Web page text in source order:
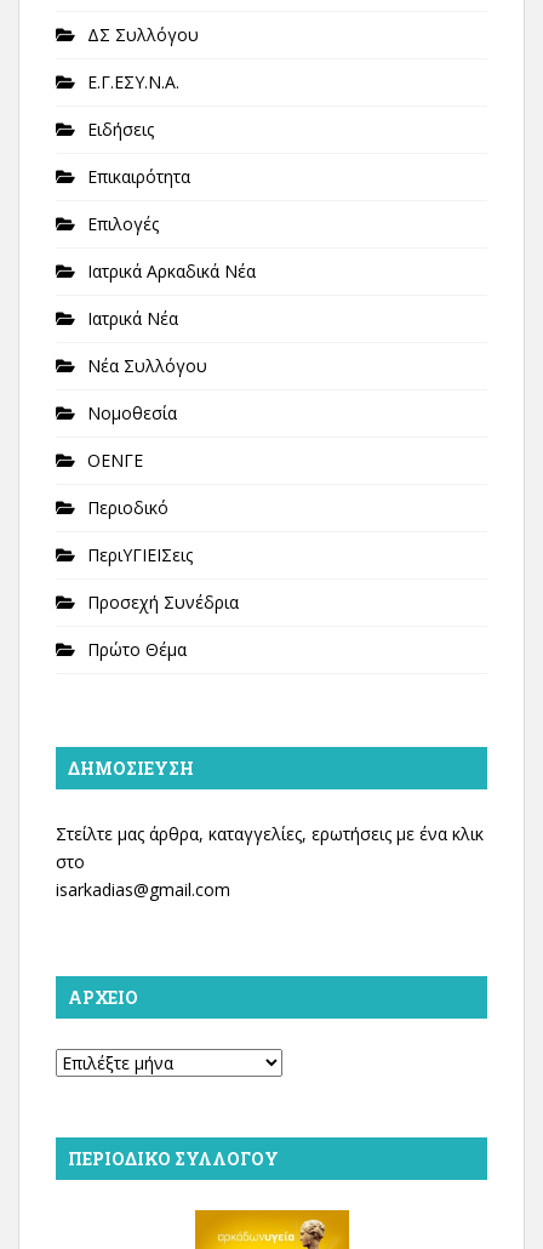
ΔΣ Συλλόγου
Ε.Γ.ΕΣΥ.Ν.Α.
Ειδήσεις
Επικαιρότητα
Επιλογές
Ιατρικά Αρκαδικά Νέα
Ιατρικά Νέα
Νέα Συλλόγου
Νομοθεσία
ΟΕΝΓΕ
Περιοδικό
ΠεριΥΓΙΕΙΣεις
Προσεχή Συνέδρια
Πρώτο Θέμα
ΔΗΜΟΣΊΕΥΣΗ
Στείλτε μας άρθρα, καταγγελίες, ερωτήσεις με ένα κλικ
στο
isarkadias@gmail.com
ΑΡΧΕΊΟ
Αρχείο
ΠΕΡΙΟΔΙΚΌ ΣΥΛΛΌΓΟΥ